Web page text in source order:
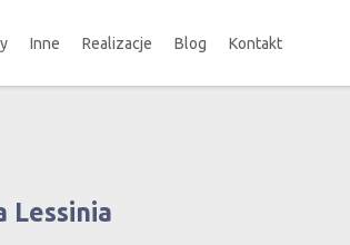
Inne Realizacje Blog Kontakt
Lessinia